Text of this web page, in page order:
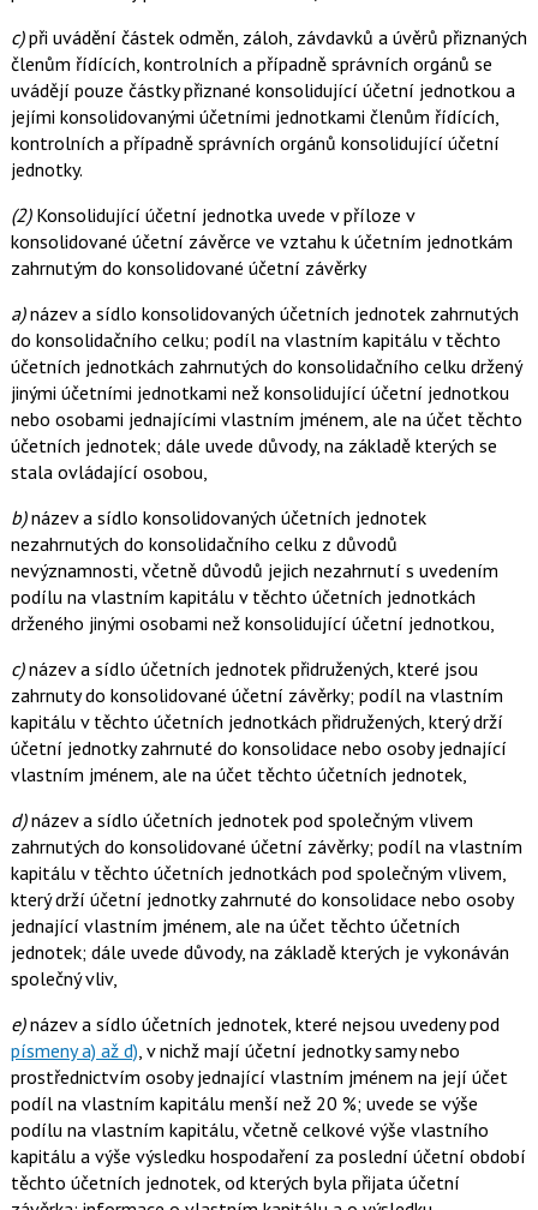
c)při uvádění částek odměn, záloh, závdavků a úvěrů přiznaných
členům řídících, kontrolních a případně správních orgánů se
uvádějí pouze částky přiznané konsolidující účetní jednotkou a
jejími konsolidovanými účetními jednotkami členům řídících,
kontrolních a případně správních orgánů konsolidující účetní
jednotky.
(2)Konsolidující účetní jednotka uvede v příloze v
konsolidované účetní závěrce ve vztahu k účetním jednotkám
zahrnutým do konsolidované účetní závěrky
a)název a sídlo konsolidovaných účetních jednotek zahrnutých
do konsolidačního celku; podíl na vlastním kapitálu v těchto
účetních jednotkách zahrnutých do konsolidačního celku držený
jinými účetními jednotkami než konsolidující účetní jednotkou
nebo osobami jednajícími vlastním jménem, ale na účet těchto
účetních jednotek; dále uvede důvody, na základě kterých se
stala ovládající osobou,
b)název a sídlo konsolidovaných účetních jednotek
nezahrnutých do konsolidačního celku z důvodů
nevýznamnosti, včetně důvodů jejich nezahrnutí s uvedením
podílu na vlastním kapitálu v těchto účetních jednotkách
drženého jinými osobami než konsolidující účetní jednotkou,
c)název a sídlo účetních jednotek přidružených, které jsou
zahrnuty do konsolidované účetní závěrky; podíl na vlastním
kapitálu v těchto účetních jednotkách přidružených, který drží
účetní jednotky zahrnuté do konsolidace nebo osoby jednající
vlastním jménem, ale na účet těchto účetních jednotek,
d)název a sídlo účetních jednotek pod společným vlivem
zahrnutých do konsolidované účetní závěrky; podíl na vlastním
kapitálu v těchto účetních jednotkách pod společným vlivem,
který drží účetní jednotky zahrnuté do konsolidace nebo osoby
jednající vlastním jménem, ale na účet těchto účetních
jednotek; dále uvede důvody, na základě kterých je vykonáván
společný vliv,
e)název a sídlo účetních jednotek, které nejsou uvedeny pod
písmeny a) až d), v nichž mají účetní jednotky samy nebo
prostřednictvím osoby jednající vlastním jménem na její účet
podíl na vlastním kapitálu menší než 20 %; uvede se výše
podílu na vlastním kapitálu, včetně celkové výše vlastního
kapitálu a výše výsledku hospodaření za poslední účetní období
těchto účetních jednotek, od kterých byla přijata účetní